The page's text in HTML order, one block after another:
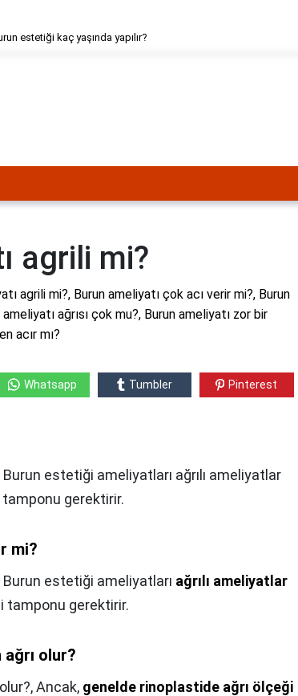
estetiği kaç yaşında yapılır?
agrili mi?
agrili mi?, Burun ameliyatı çok acı verir mi?, Burun
ağrısı çok mu?, Burun ameliyatı zor bir
acır mı?
Whatsapp Tumbler Pinterest
estetiği ameliyatları ağrılı ameliyatlar
tamponu gerektirir.
mi?
Burun estetiği ameliyatları ağrılı ameliyatlar
tamponu gerektirir.
olur?
Ancak, genelde rinoplastide ağrı ölçeği